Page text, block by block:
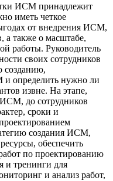
ИСМ принадлежит
иметь четкое
от внедрения ИСМ,
а также о масштабе,
работы. Руководитель
своих сотрудников
созданию,
определить нужно ли
извне. На этапе,
до сотрудников
сроки и
создания ИСМ,
обеспечить
по проектированию
и тренинги для
и анализ работ,